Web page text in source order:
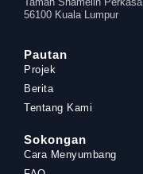
56100 Kuala Lumpur
Pautan
Projek
Berita
Tentang Kami
Sokongan
Cara Menyumbang